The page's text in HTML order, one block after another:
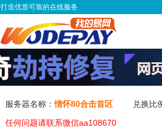
打造优质可靠的在线服务
服务器名称：情怀80合击首区
兑换比
任何问题请联系微信aa108670